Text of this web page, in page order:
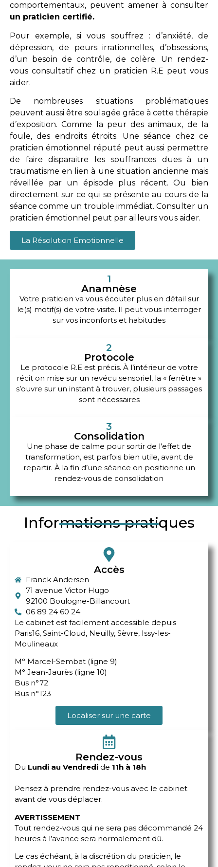
comportementaux, peuvent amener à consulter
un praticien certifié.
Pour exemple, si vous souffrez : d’anxiété, de
dépression, de peurs irrationnelles, d’obsessions,
d’un besoin de contrôle, de colère. Un rendez-
vous consultatif chez un praticien R.E peut vous
aider.
De nombreuses situations problématiques
peuvent aussi être soulagée grâce à cette thérapie
d’exposition. Comme la peur des animaux, de la
foule, des endroits étroits. Une séance chez ce
praticien émotionnel réputé peut aussi permettre
de faire disparaitre les souffrances dues à un
traumatisme en lien à une situation ancienne mais
réveillée par un épisode plus récent. Ou bien
directement sur ce qui se présente au cours de la
séance comme un trouble immédiat. Consulter un
praticien émotionnel peut par ailleurs vous aider.
La Résolution Emotionnelle
1
Anamnèse
Votre praticien va vous écouter plus en détail sur
le(s) motif(s) de votre visite. Il peut vous interroger
sur vos inconforts et habitudes
2
Protocole
Le protocole R.E est précis. À l’intérieur de votre
récit on mise sur un revécu sensoriel, la « fenêtre »
s’ouvre sur un instant à trouver, plusieurs passages
sont nécessaires
3
Consolidation
Une phase de calme pour sortir de l’effet de
transformation, est parfois bien utile, avant de
repartir. À la fin d’une séance on positionne un
rendez-vous de consolidation
Informations pratiques
Accès
Franck Andersen
71 avenue Victor Hugo
92100 Boulogne-Billancourt
06 89 24 60 24
Le cabinet est facilement accessible depuis
Paris16, Saint-Cloud, Neuilly, Sèvre, Issy-les-
Moulineaux
M° Marcel-Sembat (ligne 9)
M° Jean-Jaurès (ligne 10)
Bus n°72
Bus n°123
Localiser sur une carte
Rendez-vous
Du Lundi au Vendredi de 11h à 18h
Pensez à prendre rendez-vous avec le cabinet
avant de vous déplacer.
AVERTISSEMENT
Tout rendez-vous qui ne sera pas décommandé 24
heures à l’avance sera normalement dû.
Le cas échéant, à la discrétion du praticien, le